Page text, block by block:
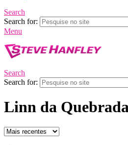
Search
Search for:
Menu
Search
Search for:
Linn da